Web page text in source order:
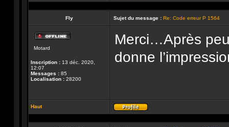
Profil
Fly Sujet du message : Re: Code erreur P 1564
Motard
Inscription : 13 déc. 2020,
12:07
Messages : 85
Localisation : 28200
Merci…Après
donne
Haut
Profil